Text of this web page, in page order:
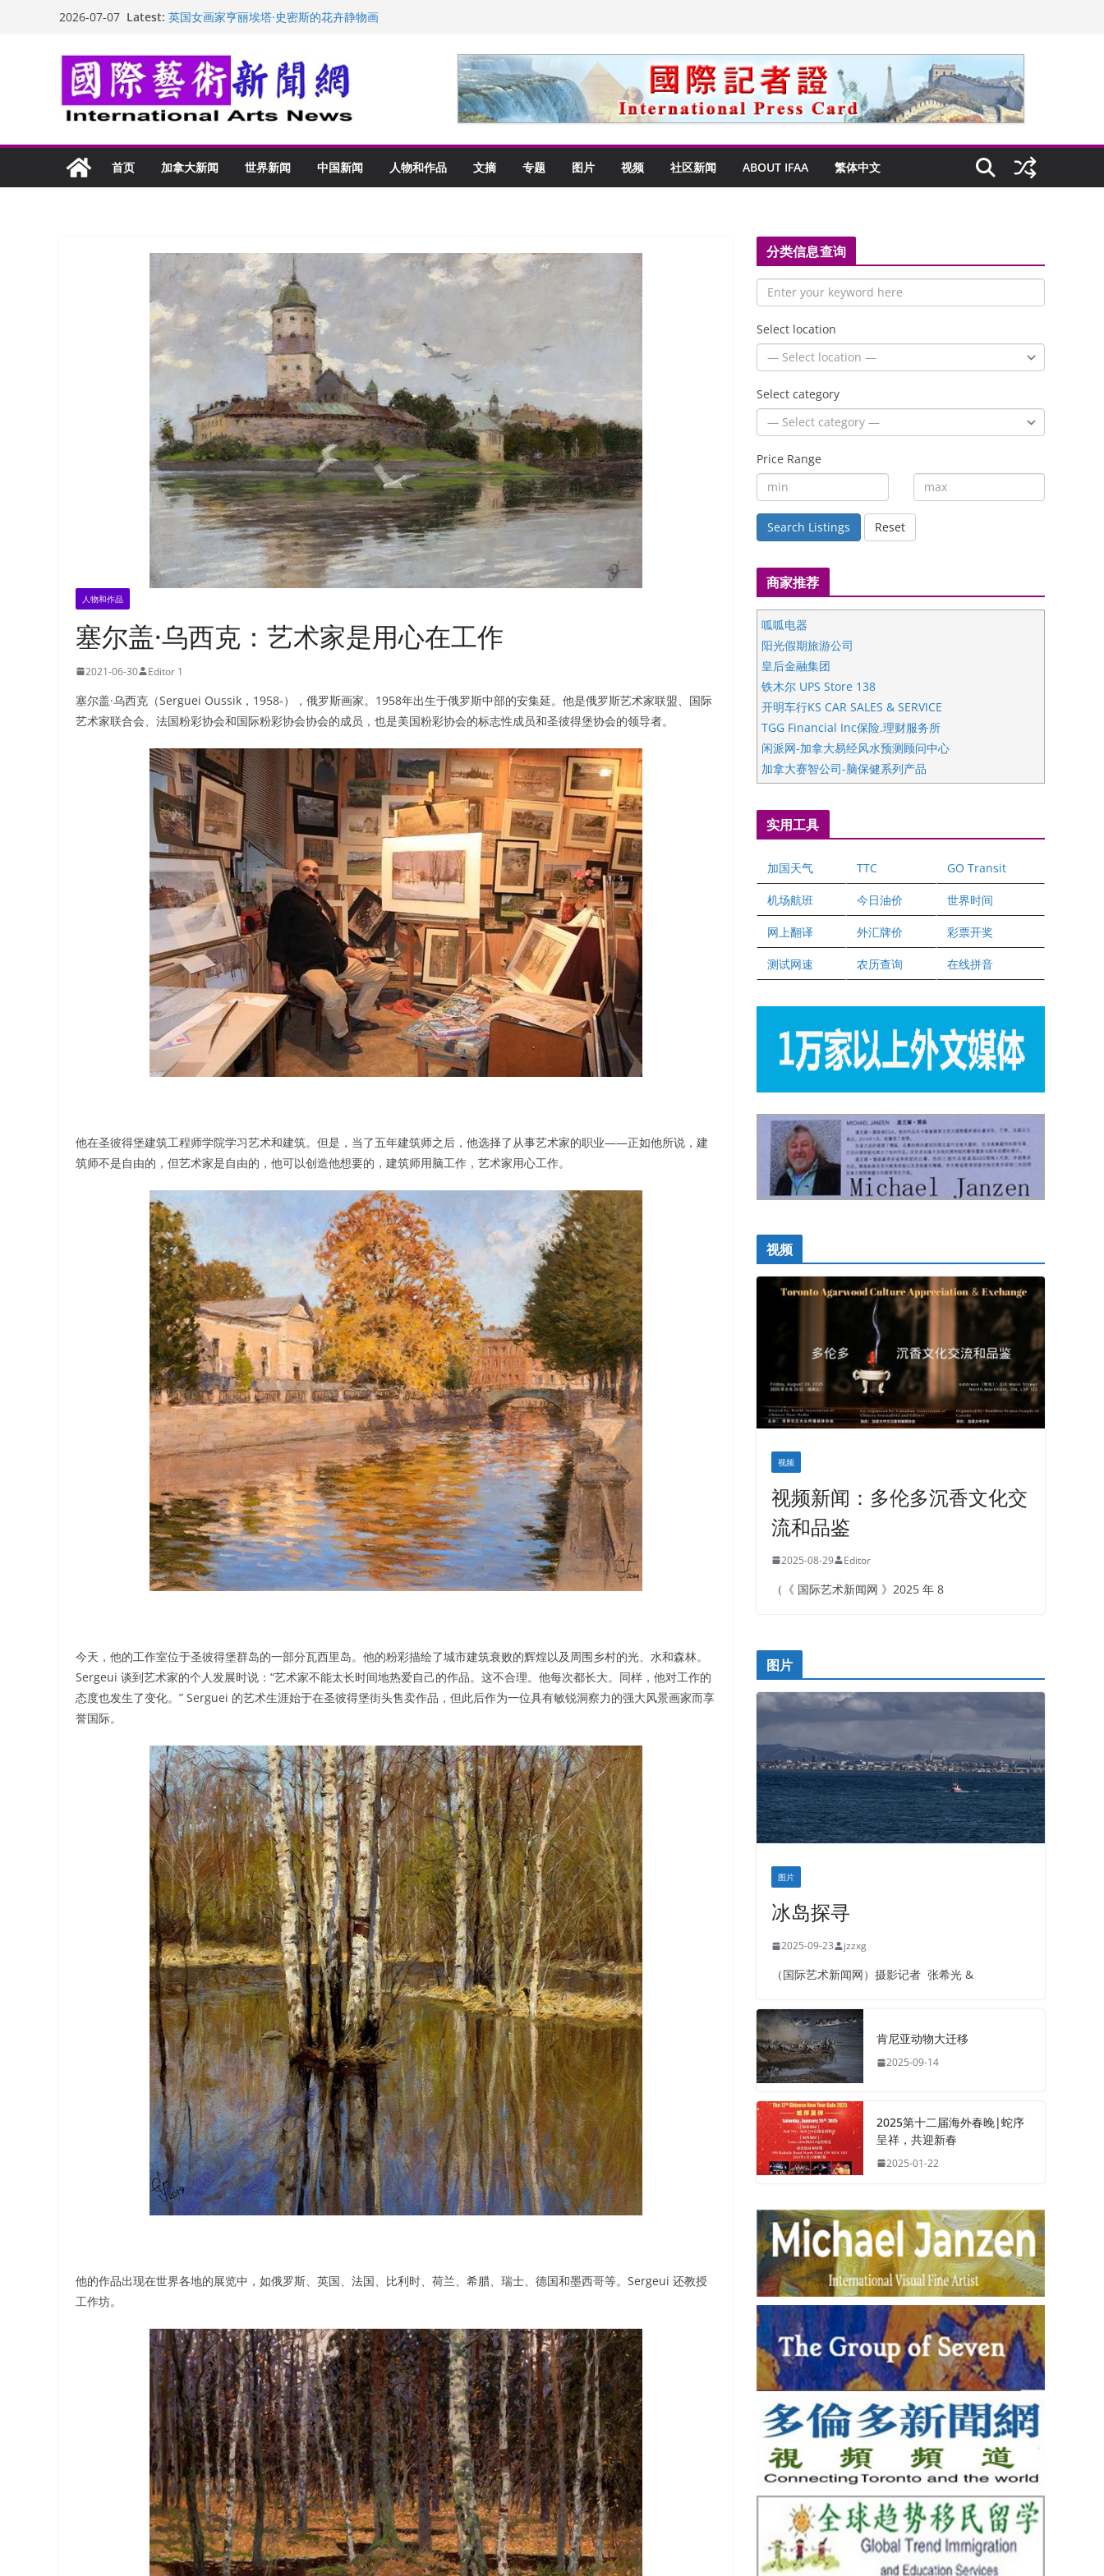
2026-07-07 Latest: 英国女画家亨丽埃塔·史密斯的花卉静物画
苏方 ：“字”得其乐
“梵心”归处：一场展览 连着攀枝花的千里乡愁
首页 加拿大新闻 世界新闻 中国新闻 人物和作品 文摘 专题 图片 视频 社区新闻 ABOUT IFAA 繁体中文
人物和作品
塞尔盖·乌西克：艺术家是用心在工作
2021-06-30 Editor 1
塞尔盖·乌西克（Serguei Oussik，1958-），俄罗斯画家。1958年出生于俄罗斯中部的安集延。他是俄罗斯艺术家联盟、国际
艺术家联合会、法国粉彩协会和国际粉彩协会协会的成员，也是美国粉彩协会的标志性成员和圣彼得堡协会的领导者。
他在圣彼得堡建筑工程师学院学习艺术和建筑。但是，当了五年建筑师之后，他选择了从事艺术家的职业——正如他所说，建
筑师不是自由的，但艺术家是自由的，他可以创造他想要的，建筑师用脑工作，艺术家用心工作。
今天，他的工作室位于圣彼得堡群岛的一部分瓦西里岛。他的粉彩描绘了城市建筑衰败的辉煌以及周围乡村的光、水和森林。
Sergeui 谈到艺术家的个人发展时说：“艺术家不能太长时间地热爱自己的作品。这不合理。他每次都长大。同样，他对工作的
态度也发生了变化。” Serguei 的艺术生涯始于在圣彼得堡街头售卖作品，但此后作为一位具有敏锐洞察力的强大风景画家而享
誉国际。
他的作品出现在世界各地的展览中，如俄罗斯、英国、法国、比利时、荷兰、希腊、瑞士、德国和墨西哥等。Sergeui 还教授
工作坊。
分类信息查询
Select location
Select category
Price Range
Search Listings Reset
商家推荐
呱呱电器
阳光假期旅游公司
皇后金融集团
铁木尔 UPS Store 138
开明车行KS CAR SALES & SERVICE
TGG Financial Inc保险.理财服务所
闲派网-加拿大易经风水预测顾问中心
加拿大赛智公司-脑保健系列产品
五星国艺拍卖及评估公司
国际注册执业营养师公会
爱德华连锁酒店万锦分店
健健宝公司
二十一世纪美联地产公司
全球趋势移民留学
盛达资本
正点印艺设计
实用工具
加国天气 TTC GO Transit
机场航班 今日油价 世界时间
网上翻译 外汇牌价 彩票开奖
测试网速 农历查询 在线拼音
视频
视频
视频新闻：多伦多沉香文化交
流和品鉴
2025-08-29 Editor
（《 国际艺术新闻网 》2025 年 8
图片
图片
冰岛探寻
2025-09-23 jzzxg
（国际艺术新闻网）摄影记者 张希光 &
肯尼亚动物大迁移
2025-09-14
2025第十二届海外春晚|蛇序
呈祥，共迎新春
2025-01-22